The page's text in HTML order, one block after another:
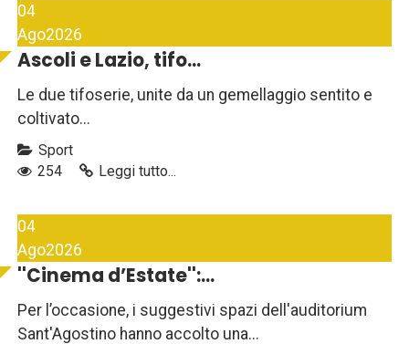
04
Ago2026
Ascoli e Lazio, tifo...
Le due tifoserie, unite da un gemellaggio sentito e
coltivato...
Sport
254
Leggi tutto...
04
Ago2026
''Cinema d’Estate'':...
Per l’occasione, i suggestivi spazi dell'auditorium
Sant'Agostino hanno accolto una...